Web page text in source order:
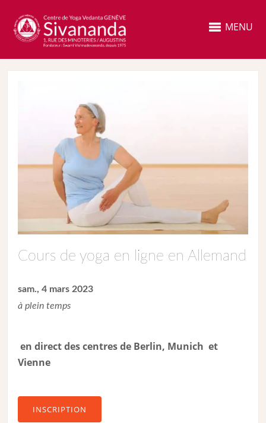
MENU
Cours de yoga en ligne en Allemand
sam., 4 mars 2023
à plein temps
en direct des centres de Berlin, Munich et
Vienne
INSCRIPTION